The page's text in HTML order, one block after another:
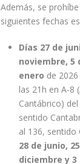
Además, se
siguientes fechas
Días 27 de
noviembre, 5
enero de
las 21h en A-8
Cantábrico)
sentido
al 136, sentido
28 de junio,
diciembre y 3